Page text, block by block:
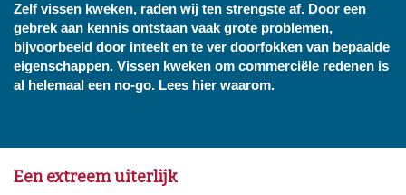
Zelf vissen kweken, raden wij ten strengste af. Door een
gebrek aan kennis ontstaan vaak grote problemen,
bijvoorbeeld door inteelt en te ver doorfokken van bepaalde
eigenschappen. Vissen kweken om commerciële redenen is
al helemaal een no-go. Lees hier waarom.
Een extreem uiterlijk